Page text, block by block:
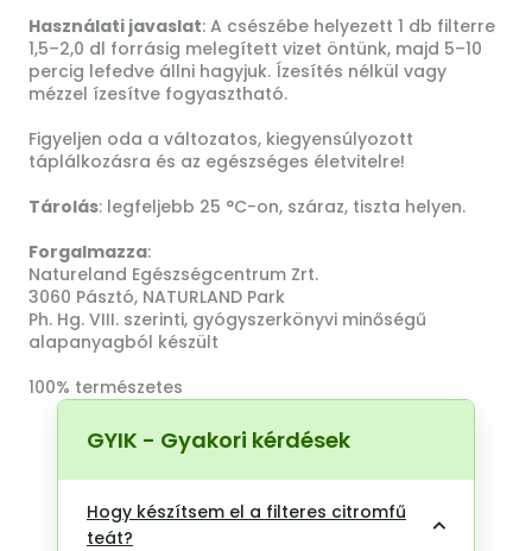
Használati javaslat: A csészébe helyezett 1 db filterre
1,5–2,0 dl forrásig melegített vizet öntünk, majd 5–10
percig lefedve állni hagyjuk. Ízesítés nélkül vagy
mézzel ízesítve fogyasztható.
Figyeljen oda a változatos, kiegyensúlyozott
táplálkozásra és az egészséges életvitelre!
Tárolás: legfeljebb 25 °C-on, száraz, tiszta helyen.
Forgalmazza:
Natureland Egészségcentrum Zrt.
3060 Pásztó, NATURLAND Park
Ph. Hg. VIII. szerinti, gyógyszerkönyvi minőségű
alapanyagból készült
100% természetes
GYIK - Gyakori kérdések
Hogy készítsem el a filteres citromfű
teát?